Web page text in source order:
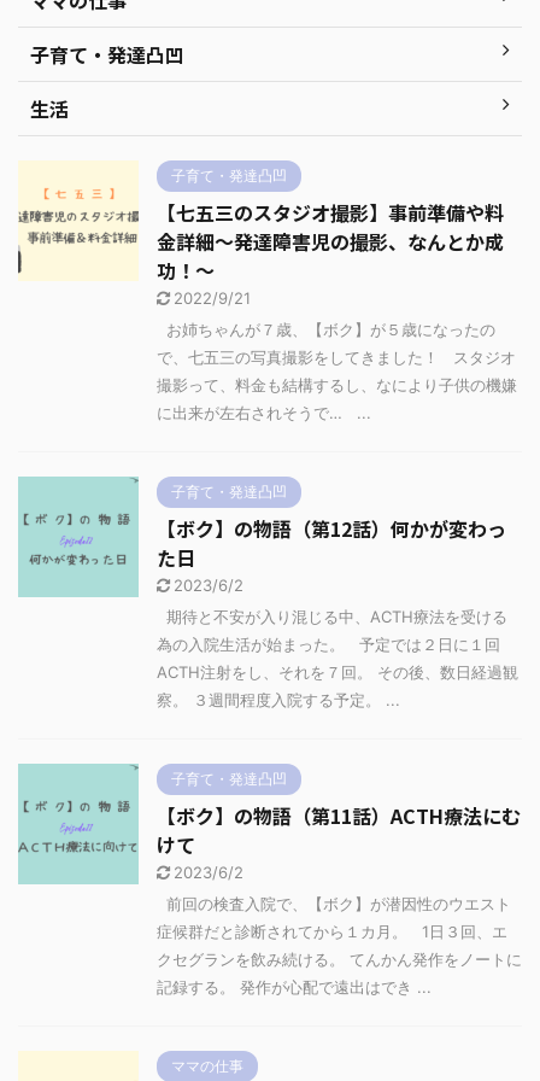
子育て・発達凸凹
生活
子育て・発達凸凹
【七五三のスタジオ撮影】事前準備や料
金詳細～発達障害児の撮影、なんとか成
功！～
2022/9/21
お姉ちゃんが７歳、【ボク】が５歳になったの
で、七五三の写真撮影をしてきました！ スタジオ
撮影って、料金も結構するし、なにより子供の機嫌
に出来が左右されそうで… ...
子育て・発達凸凹
【ボク】の物語（第12話）何かが変わっ
た日
2023/6/2
期待と不安が入り混じる中、ACTH療法を受ける
為の入院生活が始まった。 予定では２日に１回
ACTH注射をし、それを７回。 その後、数日経過観
察。 ３週間程度入院する予定。 ...
子育て・発達凸凹
【ボク】の物語（第11話）ACTH療法にむ
けて
2023/6/2
前回の検査入院で、【ボク】が潜因性のウエスト
症候群だと診断されてから１カ月。 1日３回、エ
クセグランを飲み続ける。 てんかん発作をノートに
記録する。 発作が心配で遠出はでき ...
ママの仕事